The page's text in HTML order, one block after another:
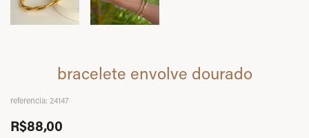
bracelete envolve dourado
referencia: 24147
R$88,00